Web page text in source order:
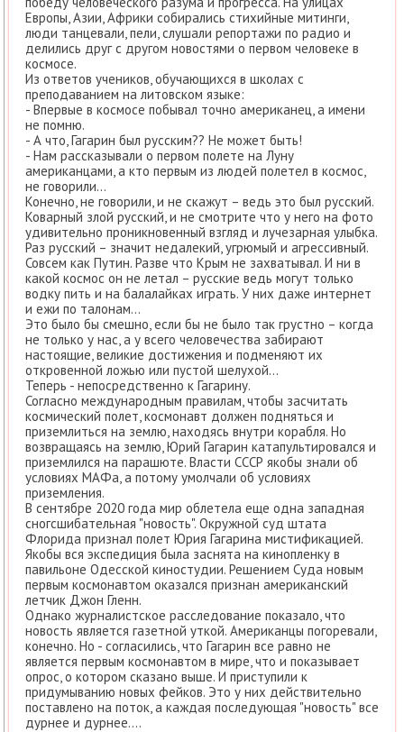
Европы, Азии, Африки собирались стихийные митинги,
люди танцевали, пели, слушали репортажи по радио и
делились друг с другом новостями о первом человеке в
космосе.
Из ответов учеников, обучающихся в школах с
преподаванием на литовском языке:
- Впервые в космосе побывал точно американец, а имени
не помню.
- А что, Гагарин был русским?? Не может быть!
- Нам рассказывали о первом полете на Луну
американцами, а кто первым из людей полетел в космос,
не говорили…
Конечно, не говорили, и не скажут – ведь это был русский.
Коварный злой русский, и не смотрите что у него на фото
удивительно проникновенный взгляд и лучезарная улыбка.
Раз русский – значит недалекий, угрюмый и агрессивный.
Совсем как Путин. Разве что Крым не захватывал. И ни в
какой космос он не летал – русские ведь могут только
водку пить и на балалайках играть. У них даже интернет
и ежи по талонам…
Это было бы смешно, если бы не было так грустно – когда
не только у нас, а у всего человечества забирают
настоящие, великие достижения и подменяют их
откровенной ложью или пустой шелухой…
Теперь - непосредственно к Гагарину.
Согласно международным правилам, чтобы засчитать
космический полет, космонавт должен подняться и
приземлиться на землю, находясь внутри корабля. Но
возвращаясь на землю, Юрий Гагарин катапультировался и
приземлился на парашюте. Власти СССР якобы знали об
условиях МАФа, а потому умолчали об условиях
приземления.
В сентябре 2020 года мир облетела еще одна западная
сногсшибательная "новость". Окружной суд штата
Флорида признал полет Юрия Гагарина мистификацией.
Якобы вся экспедиция была заснята на кинопленку в
павильоне Одесской киностудии. Решением Суда новым
первым космонавтом оказался признан американский
летчик Джон Гленн.
Однако журналистское расследование показало, что
новость является газетной уткой. Американцы погоревали,
конечно. Но - согласились, что Гагарин все равно не
является первым космонавтом в мире, что и показывает
опрос, о котором сказано выше. И приступили к
придумыванию новых фейков. Это у них действительно
поставлено на поток, а каждая последующая "новость" все
дурнее и дурнее....